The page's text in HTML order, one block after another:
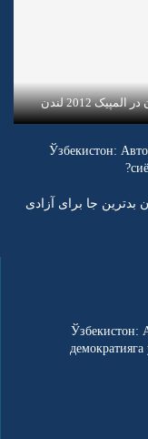
2012 لندن
Ўзбекистон:
بدترین جا برای آزادی
Ўзбекистон: